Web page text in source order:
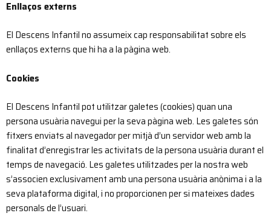
Enllaços externs
El Descens Infantil no assumeix cap responsabilitat sobre els
enllaços externs que hi ha a la pàgina web.
Cookies
El Descens Infantil pot utilitzar galetes (cookies) quan una
persona usuària navegui per la seva pàgina web. Les galetes són
fitxers enviats al navegador per mitjà d’un servidor web amb la
finalitat d’enregistrar les activitats de la persona usuària durant el
temps de navegació. Les galetes utilitzades per la nostra web
s’associen exclusivament amb una persona usuària anònima i a la
seva plataforma digital, i no proporcionen per si mateixes dades
personals de l’usuari.